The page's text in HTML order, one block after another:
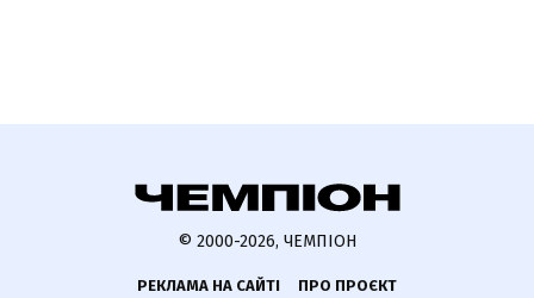
© 2000-2026, ЧЕМПІОН
РЕКЛАМА НА САЙТІ
ПРО ПРОЄКТ